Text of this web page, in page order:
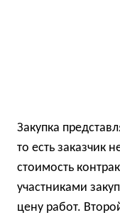
Закупка
то есть заказчик
стоимость
участниками
цену работ.